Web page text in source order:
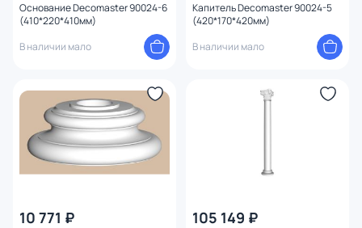
Основание Decomaster 90024-6
(410*220*410мм)
В наличии мало
Капитель Decomaster 90024-5
(420*170*420мм)
В наличии мало
10 771 ₽ 105 149 ₽